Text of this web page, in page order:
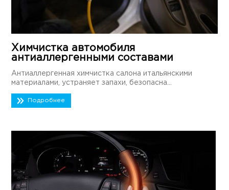
Химчистка автомобиля
антиаллергенными составами
Антиаллергенная химчистка салона итальянскими
материалами, устраняет запахи, безопасна...
Подробнее